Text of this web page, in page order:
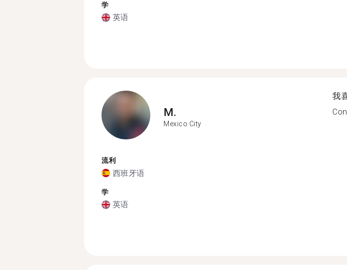
学
英语
M.
Mexico City
流利
西班牙语
学
英语
我